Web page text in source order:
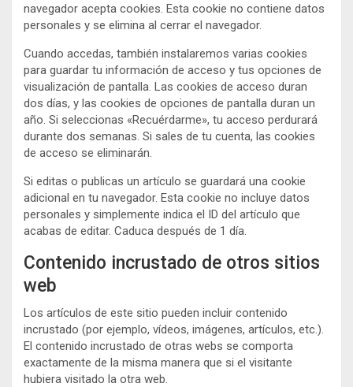
navegador acepta cookies. Esta cookie no contiene datos
personales y se elimina al cerrar el navegador.
Cuando accedas, también instalaremos varias cookies
para guardar tu información de acceso y tus opciones de
visualización de pantalla. Las cookies de acceso duran
dos días, y las cookies de opciones de pantalla duran un
año. Si seleccionas «Recuérdarme», tu acceso perdurará
durante dos semanas. Si sales de tu cuenta, las cookies
de acceso se eliminarán.
Si editas o publicas un artículo se guardará una cookie
adicional en tu navegador. Esta cookie no incluye datos
personales y simplemente indica el ID del artículo que
acabas de editar. Caduca después de 1 día.
Contenido incrustado de otros sitios
web
Los artículos de este sitio pueden incluir contenido
incrustado (por ejemplo, vídeos, imágenes, artículos, etc.).
El contenido incrustado de otras webs se comporta
exactamente de la misma manera que si el visitante
hubiera visitado la otra web.